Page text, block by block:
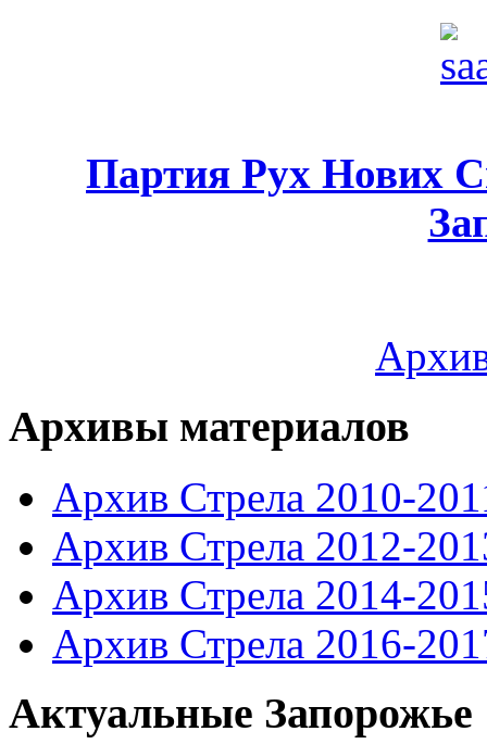
Партия Рух Нових
Архивы материалов
Архив Стрела 2010-
Архив Стрела 2012-
Архив Стрела 2014-
Архив Стрела 2016-
Актуальные Запорожье